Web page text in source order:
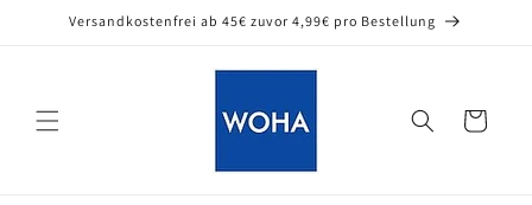
Versandkostenfrei ab 45€ zuvor 4,99€ pro Bestellung
Warenkorb